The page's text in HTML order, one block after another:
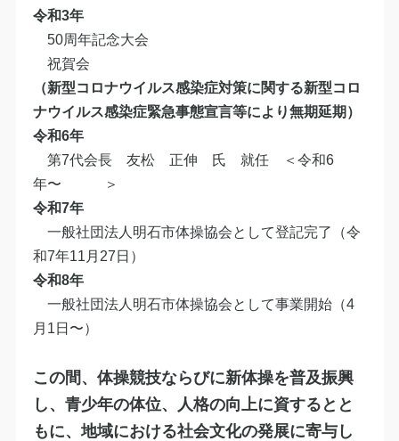
​令和3年
50周年記念大会
祝賀会
（新型コロナウイルス感染症対策に関する新型コロ
ナウイルス感染症緊急事態宣言等により無期延期）
令和6年
第7代会長 友松 正伸 氏 就任 ＜令和6
年〜 ＞
令和7年
一般社団法人明石市体操協会として登記完了（令
和7年11月27日）
令和8年
一般社団法人明石市体操協会として事業開始（4
月1日〜）
この間、体操競技ならびに新体操を普及振興
し、青少年の体位、人格の向上に資するとと
もに、地域における社会文化の発展に寄与し